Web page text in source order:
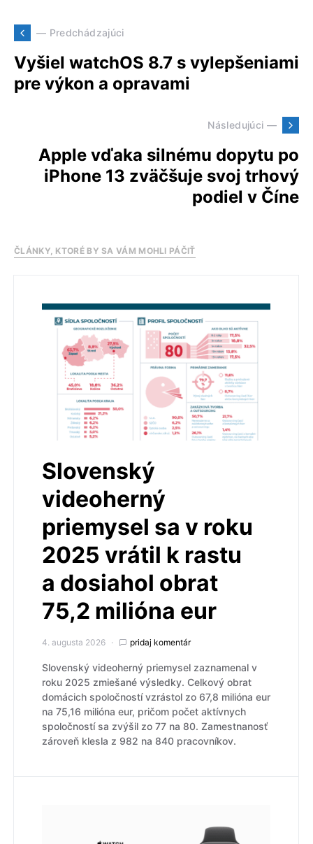
— Predchádzajúci
Vyšiel watchOS 8.7 s vylepšeniami
pre výkon a opravami
Následujúci —
Apple vďaka silnému dopytu po
iPhone 13 zväčšuje svoj trhový
podiel v Číne
ČLÁNKY, KTORÉ BY SA VÁM MOHLI PÁČIŤ
Slovenský
videoherný
priemysel sa v roku
2025 vrátil k rastu
a dosiahol obrat
75,2 milióna eur
4. augusta 2026 pridaj komentár
Slovenský videoherný priemysel zaznamenal v
roku 2025 zmiešané výsledky. Celkový obrat
domácich spoločností vzrástol zo 67,8 milióna eur
na 75,16 milióna eur, pričom počet aktívnych
spoločností sa zvýšil zo 77 na 80. Zamestnanosť
zároveň klesla z 982 na 840 pracovníkov.